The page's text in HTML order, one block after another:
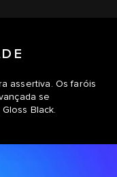
assertiva. Os faróis
se
Black.